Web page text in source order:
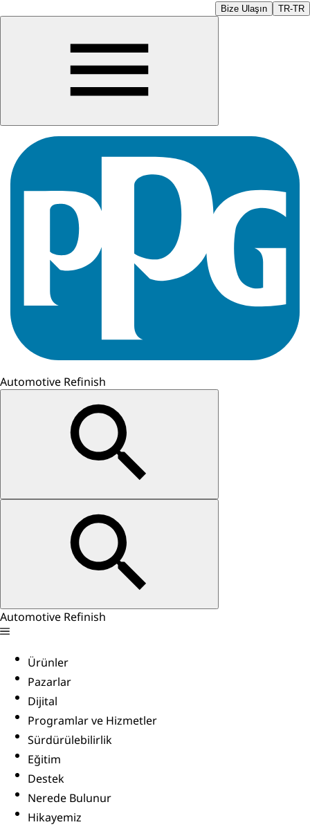
Bize Ulaşın TR-TR
Automotive Refinish
Automotive Refinish
Ürünler
Pazarlar
Dijital
Programlar ve Hizmetler
Sürdürülebilirlik
Eğitim
Destek
Nerede Bulunur
Hikayemiz